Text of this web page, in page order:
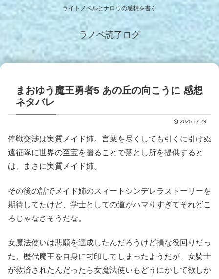
ライトノベルとナロウの感想を書く
ラノベ読了ログ
まおゆう魔王勇者5 あの丘の向こうに 感想
ネタバレ
2025.12.29
停戦交渉は実質メイド姉。言葉を尽くしても引くに引けぬ
遠征隊に世界の至宝を贈ることで落とし所を提供すると
は、まさに実質メイド姉。
その後の話でメイド姉のスィートシンデレラストーリーを
期待してたけど、学士としての道がハマりすぎてそれどこ
ろじゃなさそうだな。
女魔法使いは悲願を達成したんだろうけど損な役回りだっ
た。歴代魔王を自身に封印してしまったようだが、女騎士
が救済されたんだったら女魔法使いもどうにかして欲しか